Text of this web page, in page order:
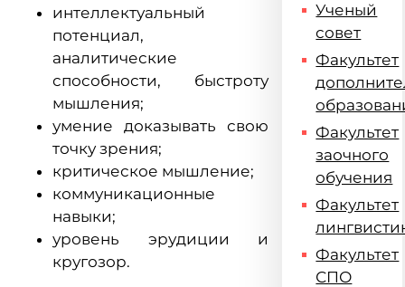
интеллектуальный
потенциал,
аналитические
способности, быстроту
мышления;
умение доказывать свою
точку зрения;
критическое мышление;
коммуникационные
навыки;
уровень эрудиции и
кругозор.
Ученый
совет
Факультет
Факультет
заочного
обучения
Факультет
Факультет
СПО